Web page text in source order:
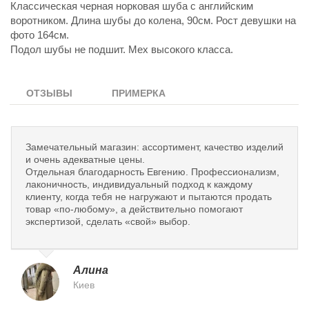
Классическая черная норковая шуба с английским
воротником. Длина шубы до колена, 90см. Рост девушки на
фото 164см.
Подол шубы не подшит. Мех высокого класса.
ОТЗЫВЫ ПРИМЕРКА
Замечательный магазин: ассортимент, качество изделий
и очень адекватные цены.
Отдельная благодарность Евгению. Профессионализм,
лаконичность, индивидуальный подход к каждому
клиенту, когда тебя не нагружают и пытаются продать
товар «по-любому», а действительно помогают
экспертизой, сделать «свой» выбор.
Алина
Киев